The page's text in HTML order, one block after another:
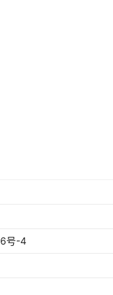
号-4